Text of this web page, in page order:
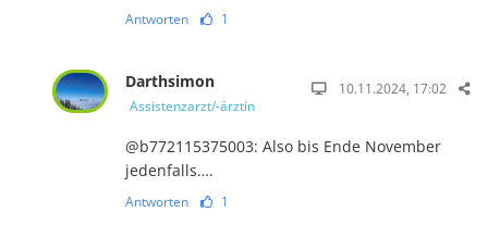
Antworten 1
Darthsimon
Assistenzarzt/-ärztin
10.11.2024, 17:02
@b772115375003: Also bis Ende November
jedenfalls….
Antworten 1